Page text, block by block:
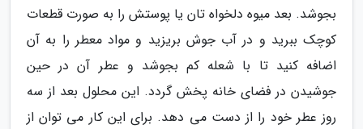
بجوشد. بعد میوه دلخواه تان یا پوستش را به صورت قطعات
کوچک ببرید و در آب جوش بریزید و مواد معطر را به آن
اضافه کنید تا با شعله کم بجوشد و عطر آن در حین
جوشیدن در فضای خانه پخش گردد. این محلول بعد از سه
روز عطر خود را از دست می دهد. برای این کار می توان از